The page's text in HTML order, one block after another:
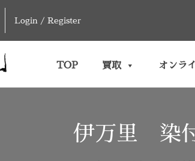
Login / Register
TOP 買取 オンラ
伊万里 染